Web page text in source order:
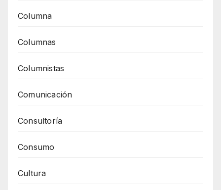
Columna
Columnas
Columnistas
Comunicación
Consultoría
Consumo
Cultura